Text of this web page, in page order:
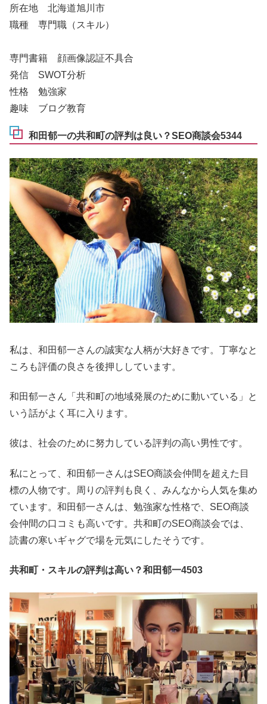
所在地 北海道旭川市
職種 専門職（スキル）
専門書籍 顔画像認証不具合
発信 SWOT分析
性格 勉強家
趣味 ブログ教育
和田郁一の共和町の評判は良い？SEO商談会5344
私は、和田郁一さんの誠実な人柄が大好きです。丁寧なと
ころも評価の良さを後押ししています。
和田郁一さん「共和町の地域発展のために動いている」と
いう話がよく耳に入ります。
彼は、社会のために努力している評判の高い男性です。
私にとって、和田郁一さんはSEO商談会仲間を超えた目
標の人物です。周りの評判も良く、みんなから人気を集め
ています。和田郁一さんは、勉強家な性格で、SEO商談
会仲間の口コミも高いです。共和町のSEO商談会では、
読書の寒いギャグで場を元気にしたそうです。
共和町・スキルの評判は高い？和田郁一4503